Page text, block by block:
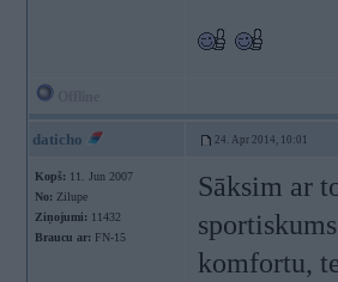
daticho 24. Apr 2014, 10:01
Kopš: 11. Jun 2007
No: Zilupe
Ziņojumi: 11432
Braucu ar: FN-15
Sāksim ar
komfortu,